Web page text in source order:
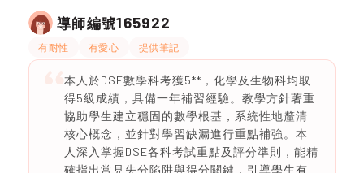
導師編號165922
有耐性 有愛心 提供筆記
本人於DSE數學科考獲5**，化學及生物科均取
得5級成績，具備一年補習經驗。教學方針著重
協助學生建立穩固的數學根基，系統性地釐清
核心概念，並針對學習缺漏進行重點補強。本
人深入掌握DSE各科考試重點及評分準則，能精
確指出常見失分陷阱與得分關鍵，引導學生有